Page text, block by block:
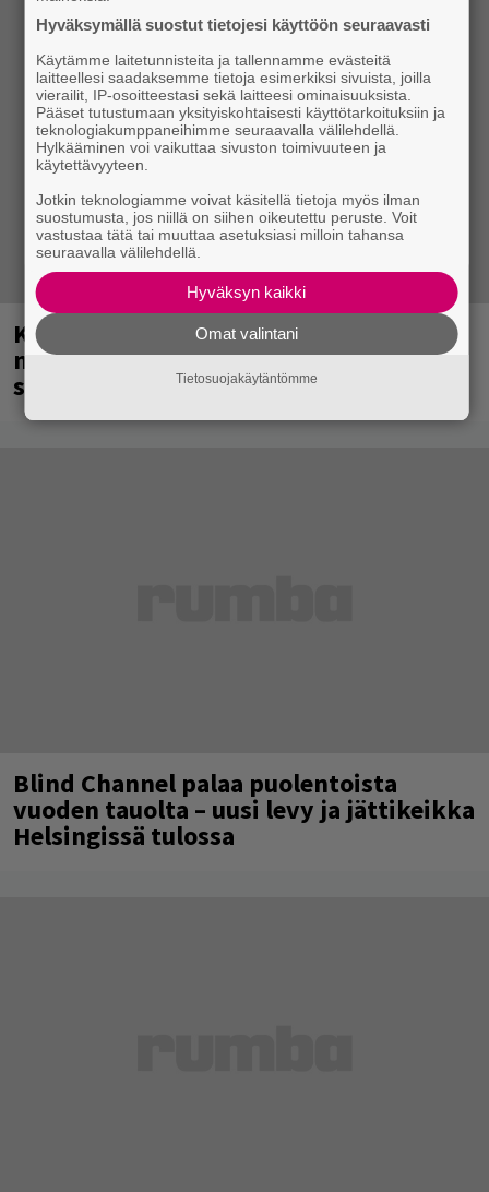
Kent mainittu, ja syystä: kovassa
nosteessa olevan ruotsalaisyhtye
saapuu Suomeen
Blind Channel palaa puolentoista
vuoden tauolta – uusi levy ja jättikeikka
Helsingissä tulossa
Hyväksymällä suostut tietojesi käyttöön seuraavasti
Käytämme laitetunnisteita ja tallennamme evästeitä
laitteellesi saadaksemme tietoja esimerkiksi sivuista, joilla
vierailit, IP-osoitteestasi sekä laitteesi ominaisuuksista.
Pääset tutustumaan yksityiskohtaisesti käyttötarkoituksiin ja
teknologiakumppaneihimme seuraavalla välilehdellä.
Hylkääminen voi vaikuttaa sivuston toimivuuteen ja
käytettävyyteen.
Jotkin teknologiamme voivat käsitellä tietoja myös ilman
suostumusta, jos niillä on siihen oikeutettu peruste. Voit
vastustaa tätä tai muuttaa asetuksiasi milloin tahansa
seuraavalla välilehdellä.
Hyväksyn kaikki
Omat valintani
Tietosuojakäytäntömme